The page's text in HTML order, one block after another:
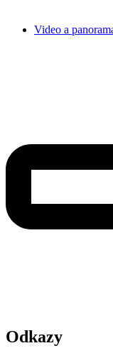
Video a
Odkazy